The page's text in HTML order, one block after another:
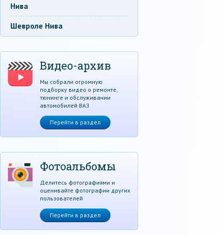
Нива
Шевроле Нива
Видео-архив
Мы собрали огромную
подборку видео о ремонте,
тюнинге и обслуживании
автомобилей ВАЗ
Перейти в раздел
Фотоальбомы
Делитесь фотографиями и
оценивайте фотографии других
пользователей
Перейти в раздел